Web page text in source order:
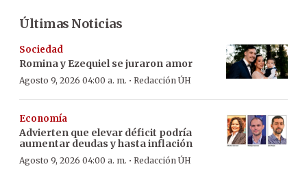
Últimas Noticias
Sociedad
Romina y Ezequiel se juraron amor
Agosto 9, 2026 04:00 a. m. · Redacción ÚH
Economía
Advierten que elevar déficit podría
aumentar deudas y hasta inflación
Agosto 9, 2026 04:00 a. m. · Redacción ÚH